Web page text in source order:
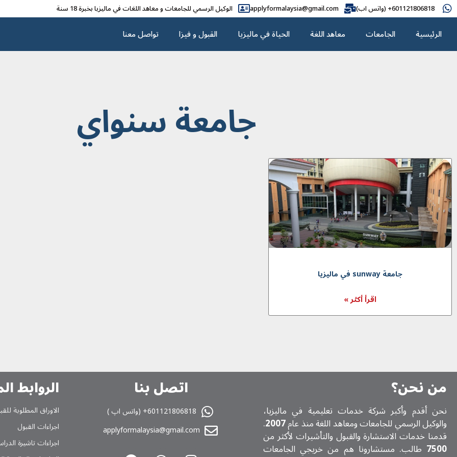
601121806818+ (واتس اب) applyformalaysia@gmail.com الوکیل الرسمي للجامعات و معاهد اللغات في مالیزیا بخبرة 18 سنة
الرئيسية الجامعات معاهد اللغة الحياة في ماليزيا القبول و فیزا تواصل معنا
جامعة سنواي
جامعة sunway في ماليزيا
اقرأ أكثر »
من نحن؟
نحن أقدم وأكبر شركة خدمات تعلیمیة في ماليزيا،
والوكيل الرسمي للجامعات ومعاهد اللغة منذ عام2007
.
قدمنا خدمات الاستشارة والقبول والتأشيرات لأكثر من
7500 طالب. مستشارونا هم من خريجي الجامعات
اتصل بنا
601121806818+ (واتس اپ )
applyformalaysia@gmail.com
الروابط
الاوراق المطلوبة
اجراءات القبول
اجراءات تاشیرة